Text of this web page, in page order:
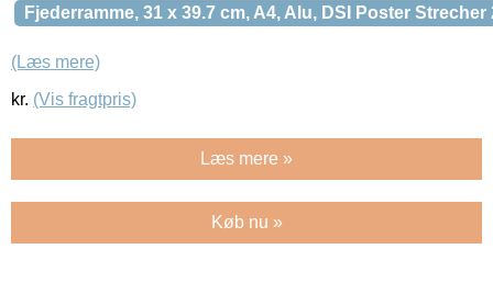
Fjederramme, 31 x 39.7 cm, A4, Alu, DSI Poster Strecher
(Læs mere)
kr. (Vis fragtpris)
Læs mere »
Køb nu »